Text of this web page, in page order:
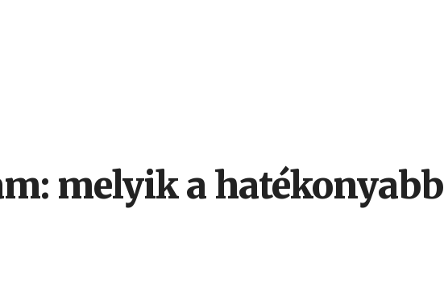
melyik a hatékonyabb